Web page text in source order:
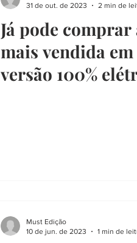
Já pode
mais vendida
versão 100%
31 de out. de 2023
2 min de
Must Edição
10 de jun. de 2023
1 min de